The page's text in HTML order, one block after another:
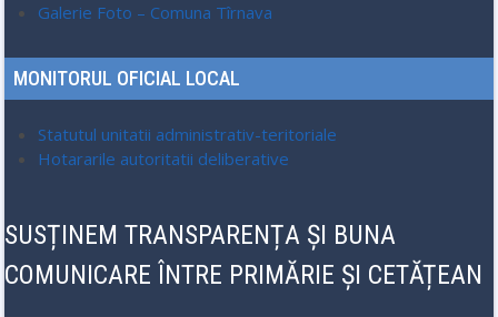
Galerie Foto – Comuna Tîrnava
MONITORUL OFICIAL LOCAL
Statutul unitatii administrativ-teritoriale
Hotararile autoritatii deliberative
SUSȚINEM TRANSPARENȚA ȘI BUNA
COMUNICARE ÎNTRE PRIMĂRIE ȘI CETĂȚEAN